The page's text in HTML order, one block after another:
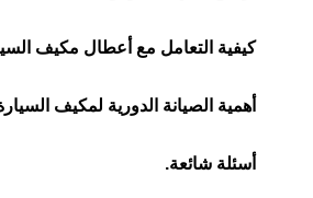
كيفية التعامل مع أعطال مكيف
أهمية الصيانة الدورية لمكيف
أسئلة شائعة.